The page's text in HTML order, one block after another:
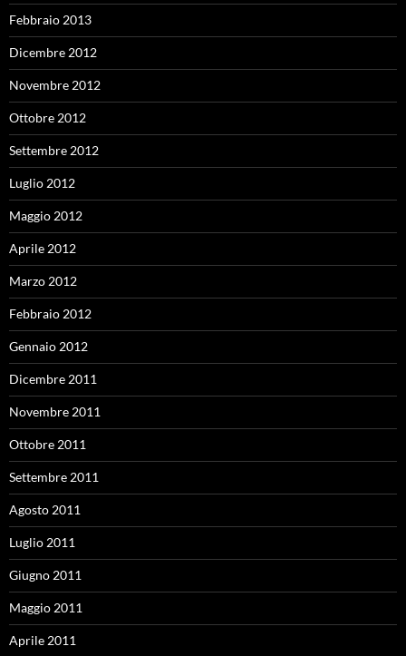
Febbraio 2013
Dicembre 2012
Novembre 2012
Ottobre 2012
Settembre 2012
Luglio 2012
Maggio 2012
Aprile 2012
Marzo 2012
Febbraio 2012
Gennaio 2012
Dicembre 2011
Novembre 2011
Ottobre 2011
Settembre 2011
Agosto 2011
Luglio 2011
Giugno 2011
Maggio 2011
Aprile 2011